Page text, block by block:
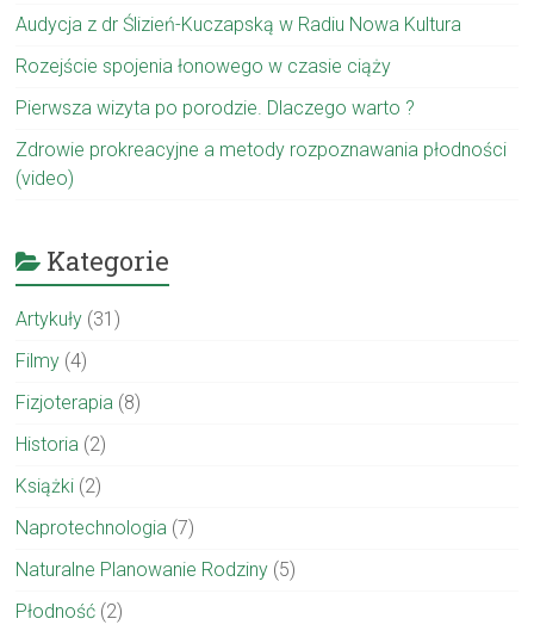
Audycja z dr Ślizień-Kuczapską w Radiu Nowa Kultura
Rozejście spojenia łonowego w czasie ciąży
Pierwsza wizyta po porodzie. Dlaczego warto ?
Zdrowie prokreacyjne a metody rozpoznawania płodności
(video)
Kategorie
Artykuły (31)
Filmy (4)
Fizjoterapia (8)
Historia (2)
Książki (2)
Naprotechnologia (7)
Naturalne Planowanie Rodziny (5)
Płodność (2)